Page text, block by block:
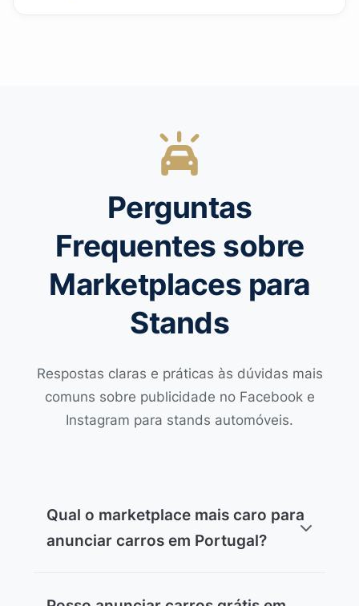
Perguntas
Frequentes sobre
Marketplaces para
Stands
Respostas claras e práticas às dúvidas mais
comuns sobre publicidade no Facebook e
Instagram para stands automóveis.
Qual o marketplace mais caro para
anunciar carros em Portugal?